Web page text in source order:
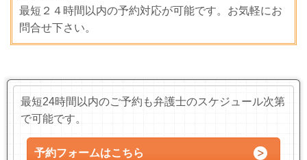
最短２４時間以内の予約対応が可能です。お気軽にお
問合せ 下さい。
最短24時間以内のご予約も弁護士のスケジュール次第
で可能です。
予約フォームはこちら